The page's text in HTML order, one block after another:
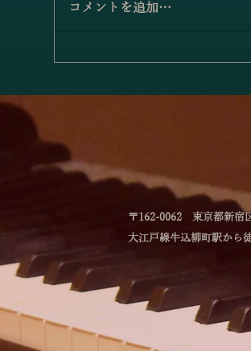
小澤佳奈＆小林史明「愛の
コメントを追加…
〒162-0062 東京都新宿
大江戸線牛込柳町駅から